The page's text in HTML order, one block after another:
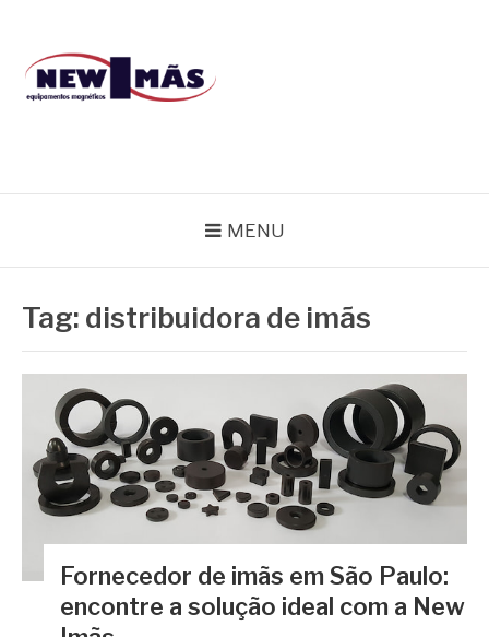
conteúdo
MENU
Tag: distribuidora de imãs
Fornecedor de imãs em São Paulo:
encontre a solução ideal com a New